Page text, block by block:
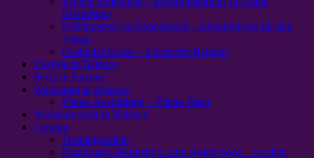
Bikinifigur
Frühlingszeit ist Abnehmzeit – Abnehmtipps für den
Alltag!
Gesünder Essen – 3 einfache Regeln!
Energie in Balance
Seele in Balance
Wachstum in Balance
Pilates Ausbildung – Pilates Basic
Nachhaltigkeit in Balance
Termine
Trainingszeiten
Ernährungs-Workshop: Anti Aging Food – iss dich